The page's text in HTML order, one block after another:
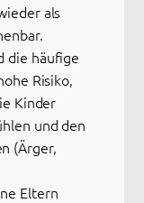
als
die häufige
Risiko,
Kinder
und den
(Ärger,
Eltern